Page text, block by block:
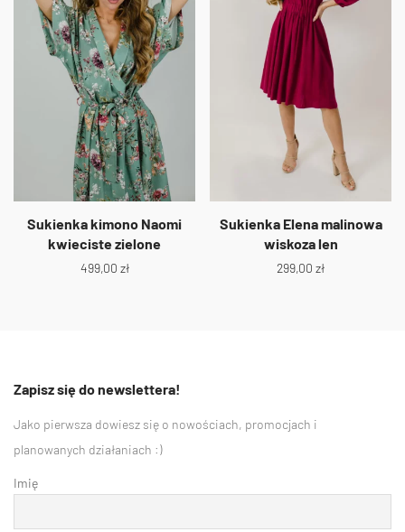
Sukienka kimono Naomi
kwieciste zielone
499,00 zł
Sukienka Elena malinowa
wiskoza len
299,00 zł
Zapisz się do newslettera!
Jako pierwsza dowiesz się o nowościach, promocjach i
planowanych działaniach :)
Imię